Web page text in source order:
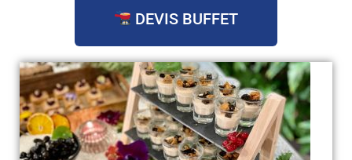
DEVIS BUFFET